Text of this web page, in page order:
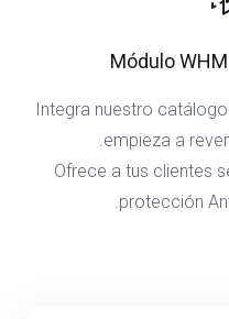
Módulo
Integra nuestro
empieza a
Ofrece a tus clientes
protección